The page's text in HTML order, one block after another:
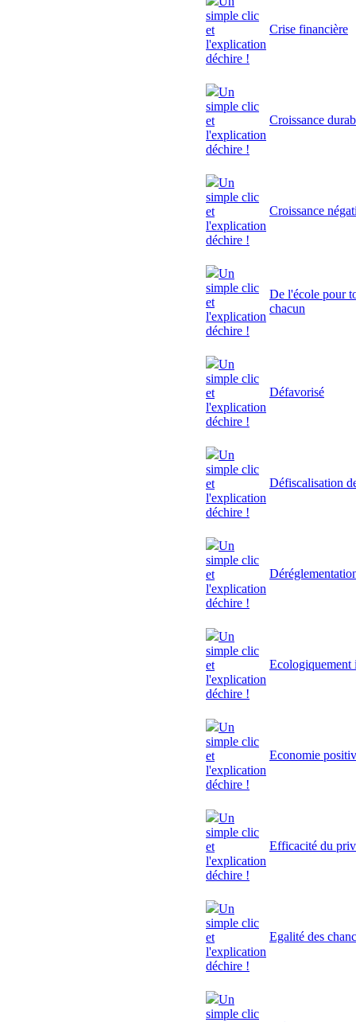
simple clic
et
l'explication
déchire !
Crise financière
Un
simple clic
et
l'explication
déchire !
Croissance
Un
simple clic
et
l'explication
déchire !
Croissance
Un
simple clic
et
l'explication
déchire !
De l'école pour
chacun
Un
simple clic
et
l'explication
déchire !
Défavorisé
Un
simple clic
et
l'explication
déchire !
Défiscalisation
Un
simple clic
et
l'explication
déchire !
Un
simple clic
et
l'explication
déchire !
Ecologiquement
Un
simple clic
et
l'explication
déchire !
Economie
Un
simple clic
et
l'explication
déchire !
Efficacité du
Un
simple clic
et
l'explication
déchire !
Egalité des
Un
simple clic